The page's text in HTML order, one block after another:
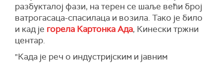
разбукталој фази, на терен се шаље већи број
ватрогасаца-спасилаца и возила. Тако је било
и кад је горела Картонка Ада, Кинески тржни
центар.
"Када је реч о индустријским и јавним